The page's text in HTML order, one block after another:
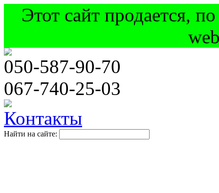
Этот сайт продается,
050-587-90-70
067-740-25-03
Контакты
Найти на сайте: